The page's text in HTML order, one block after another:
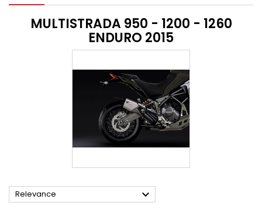
MULTISTRADA 950 - 1200 - 1260
ENDURO 2015
Relevance 